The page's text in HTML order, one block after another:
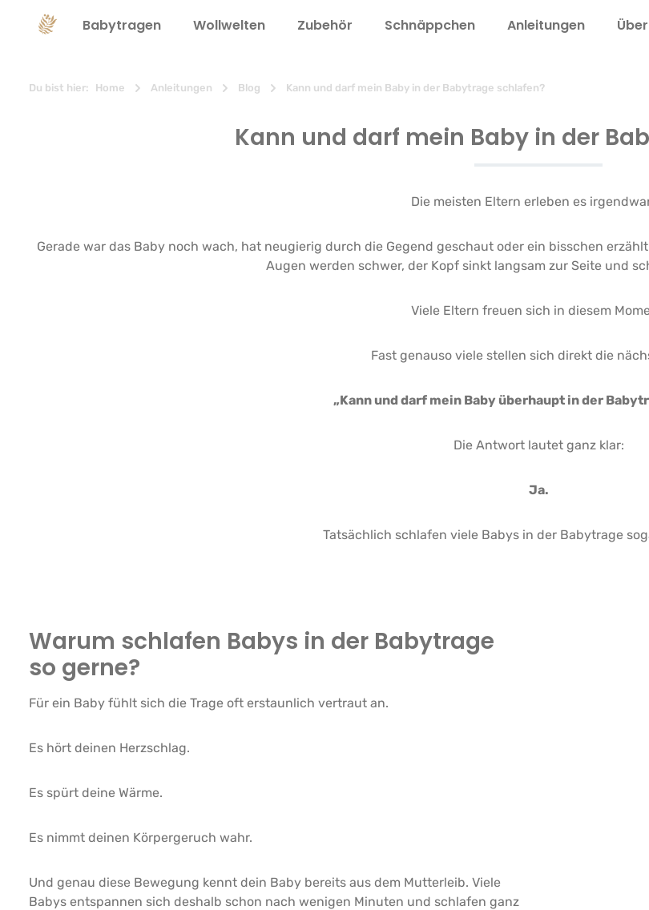
Zur Hauptnavigation springen
Babytragen Wollwelten Zubehör Schnäppchen Anleitungen Über
Du bist hier: Home Anleitungen Blog Kann und darf mein Baby in der Babytrage schlafen?
Kann und darf mein Baby in der
Die meisten Eltern erleben es
Gerade war das Baby noch wach, hat neugierig durch die Gegend geschaut oder ein bisschen
Augen werden schwer, der Kopf sinkt langsam zur Seite und
Viele Eltern freuen sich in diesem
Fast genauso viele stellen sich direkt die
„Kann und darf mein Baby überhaupt in der
Die Antwort lautet ganz klar:
Ja.
Tatsächlich schlafen viele Babys in der Babytrage
Warum schlafen Babys in der Babytrage
so gerne?
Für ein Baby fühlt sich die Trage oft erstaunlich vertraut an.
Es hört deinen Herzschlag.
Es spürt deine Wärme.
Es nimmt deinen Körpergeruch wahr.
Und genau diese Bewegung kennt dein Baby bereits aus dem Mutterleib. Viele
Babys entspannen sich deshalb schon nach wenigen Minuten und schlafen ganz